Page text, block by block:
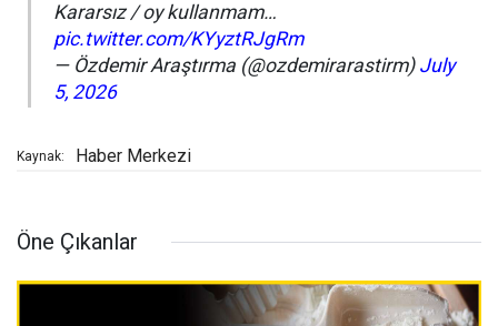
Kararsız / oy kullanmam…
pic.twitter.com/KYyztRJgRm
— Özdemir Araştırma (@ozdemirarastirm) July
5, 2026
Kaynak: Haber Merkezi
Öne Çıkanlar